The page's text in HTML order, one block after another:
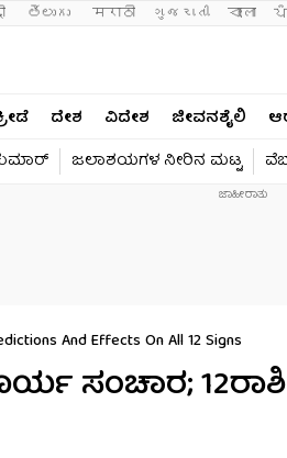
తెలుగు मराठी ગુજરાતી বাংলা
ದೇಶ ವಿದೇಶ ಜೀವನಶೈಲಿ
ಜಲಾಶಯಗಳ ನೀರಿನ ಮಟ್ಟ
And Effects On All 12 Signs
ಸಂಚಾರ;